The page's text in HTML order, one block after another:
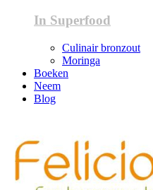
In Superfood
Culinair bronzout
Moringa
Boeken
Neem
Blog